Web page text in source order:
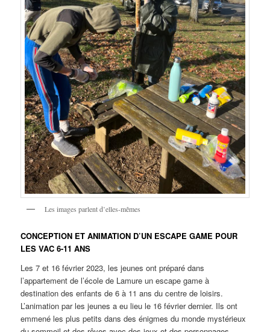
Les images parlent d’elles-mêmes
CONCEPTION ET ANIMATION D’UN ESCAPE GAME POUR
LES VAC 6-11 ANS
Les 7 et 16 février 2023, les jeunes ont préparé dans
l’appartement de l’école de Lamure un escape game à
destination des enfants de 6 à 11 ans du centre de loisirs.
L’animation par les jeunes a eu lieu le 16 février dernier. Ils ont
emmené les plus petits dans des énigmes du monde mystérieux